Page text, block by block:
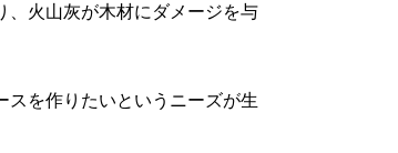
、火山灰が木材にダメージを与
スを作りたいというニーズが生